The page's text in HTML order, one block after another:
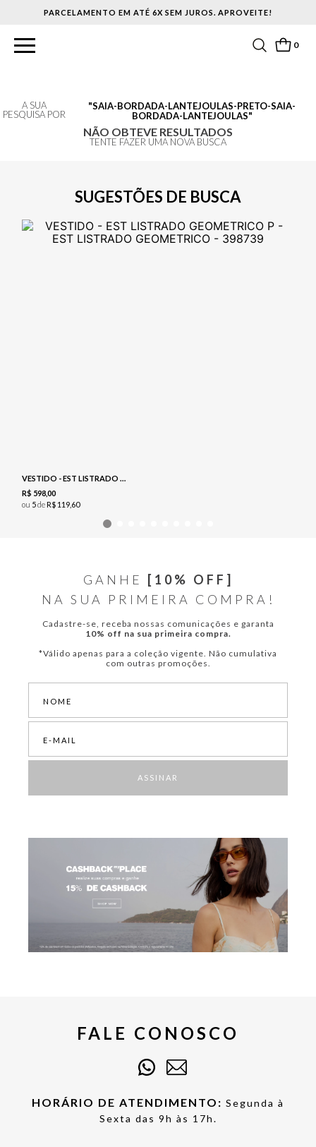
PARCELAMENTO EM ATÉ 6X SEM JUROS. APROVEITE!
0
A SUA
PESQUISA POR
SAIA-BORDADA-LANTEJOULAS-PRETO-SAIA-
BORDADA-LANTEJOULAS
NÃO OBTEVE RESULTADOS
TENTE FAZER UMA NOVA BUSCA
SUGESTÕES DE BUSCA
VESTIDO - EST LISTRADO GEOMETRICO
R$ 59800
ou 5deR$ 119 60
GANHE
[10% OFF]
NA SUA PRIMEIRA COMPRA!
Cadastre-se, receba nossas comunicações e garanta
10% off na sua primeira compra.
*Válido apenas para a coleção vigente. Não cumulativa
com outras promoções.
ASSINAR
FALE CONOSCO
HORÁRIO DE ATENDIMENTO: Segunda à
Sexta das 9h às 17h.